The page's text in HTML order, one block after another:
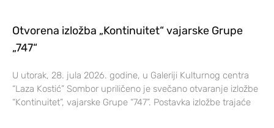
Otvorena izložba „Kontinuitet“ vajarske Grupe
„747“
U utorak, 28. jula 2026. godine, u Galeriji Kulturnog centra
“Laza Kostić” Sombor upriličeno je svečano otvaranje izložbe
“Kontinuitet”, vajarske Grupe “747”. Postavka izložbe trajaće